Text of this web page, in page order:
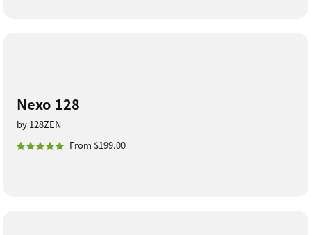
Nexo 128
by 128ZEN
From $199.00